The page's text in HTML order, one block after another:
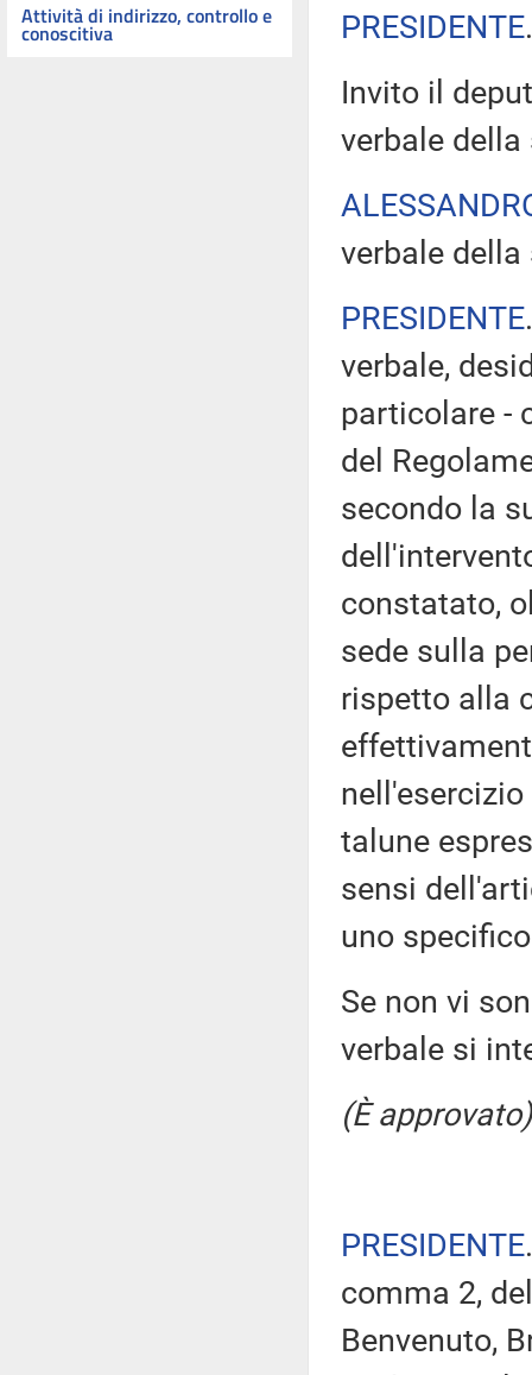
Attività di indirizzo, controllo e
conoscitiva
PRESIDENTE
Invito il
verbale della
verbale
PRESIDENTE
verbale,
particolare -
del
secondo la
constatato,
sede sulla
rispetto alla
talune
sensi
uno
Se non vi
verbale si
(È approvato)
PRESIDENTE
comma 2,
Benvenuto,